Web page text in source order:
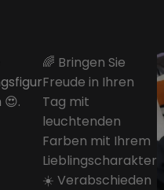
🌈 Bringen Sie
Freude in Ihren
Tag mit
leuchtenden
Farben mit Ihrem
Lieblingscharakter
☀️ Verabschieden